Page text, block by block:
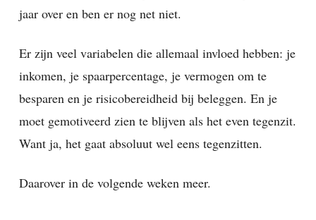
jaar over en ben er nog net niet.
Er zijn veel variabelen die allemaal invloed hebben: je
inkomen, je spaarpercentage, je vermogen om te
besparen en je risicobereidheid bij beleggen. En je
moet gemotiveerd zien te blijven als het even tegenzit.
Want ja, het gaat absoluut wel eens tegenzitten.
Daarover in de volgende weken meer.